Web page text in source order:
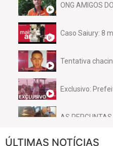
AS
ÚLTIMAS NOTÍCIAS